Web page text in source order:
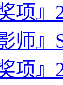
项
师
项